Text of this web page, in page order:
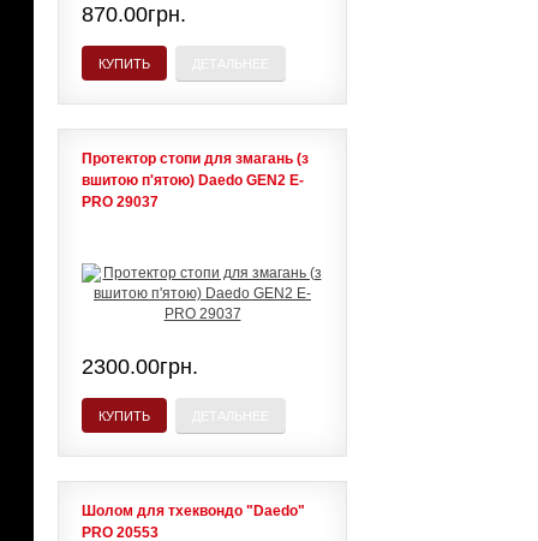
870.00грн.
КУПИТЬ
Протектор стопи для змагань (з
вшитою п'ятою) Daedo GEN2 E-
PRO 29037
2300.00грн.
КУПИТЬ
Шолом для тхеквондо "Daedo"
PRO 20553